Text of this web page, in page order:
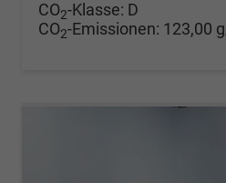
CO2-Klasse: D
CO2-Emissionen: 123,00